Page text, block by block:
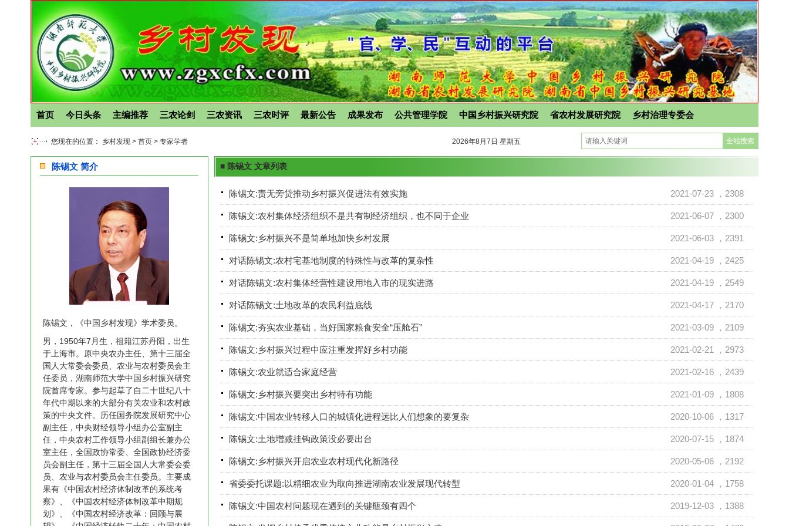
首页 今日头条 主编推荐 三农论剑 三农资讯 三农时评 最新公告 成果发布 公共管理学院 中国乡村振兴研究院 省农村发展研究院 乡村治理专委会
您现在的位置： 乡村发现 > 首页 > 专家学者 2026年8月7日 星期五
陈锡文 简介
陈锡文，《中国乡村发现》学术委员。
男，1950年7月生，祖籍江苏丹阳，出生
于上海市。原中央农办主任、第十三届全
国人大常委会委员、农业与农村委员会主
任委员，湖南师范大学中国乡村振兴研究
院首席专家。参与起草了自二十世纪八十
年代中期以来的大部分有关农业和农村政
策的中央文件。历任国务院发展研究中心
副主任，中央财经领导小组办公室副主
任，中央农村工作领导小组副组长兼办公
室主任，全国政协常委、全国政协经济委
员会副主任，第十三届全国人大常委会委
员、农业与农村委员会主任委员。主要成
果有《中国农村经济体制改革的系统考
察》、《中国农村经济体制改革中期规
划》、《中国农村经济改革：回顾与展
■ 陈锡文 文章列表
陈锡文:责无旁贷推动乡村振兴促进法有效实施 2021-07-23 ，2308
陈锡文:农村集体经济组织不是共有制经济组织，也不同于企业 2021-06-07 ，2300
陈锡文:乡村振兴不是简单地加快乡村发展 2021-06-03 ，2391
对话陈锡文:农村宅基地制度的特殊性与改革的复杂性 2021-04-19 ，2425
对话陈锡文:农村集体经营性建设用地入市的现实进路 2021-04-19 ，2549
对话陈锡文:土地改革的农民利益底线 2021-04-17 ，2170
陈锡文:夯实农业基础，当好国家粮食安全“压舱石” 2021-03-09 ，2109
陈锡文:乡村振兴过程中应注重发挥好乡村功能 2021-02-21 ，2973
陈锡文:农业就适合家庭经营 2021-02-16 ，2439
陈锡文:乡村振兴要突出乡村特有功能 2021-01-09 ，1808
陈锡文:中国农业转移人口的城镇化进程远比人们想象的要复杂 2020-10-06 ，1317
陈锡文:土地增减挂钩政策没必要出台 2020-07-15 ，1874
陈锡文:乡村振兴开启农业农村现代化新路径 2020-05-06 ，2192
省委委托课题:以精细农业为取向推进湖南农业发展现代转型 2020-01-04 ，1758
陈锡文:中国农村问题现在遇到的关键瓶颈有四个 2019-12-03 ，1388